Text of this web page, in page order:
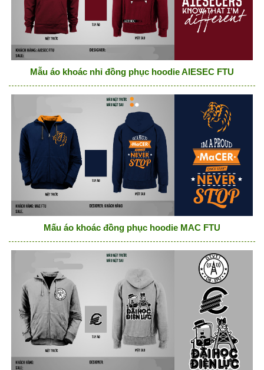
Mẫu áo khoác nhỉ đồng phục hoodie AIESEC FTU
Mấu áo khoác đồng phục hoodie MAC FTU